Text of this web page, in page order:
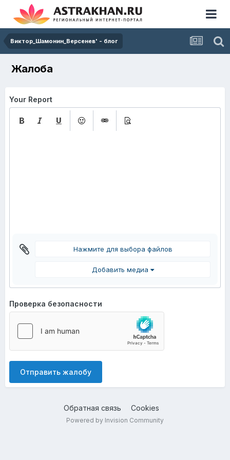
Виктор_Шамонин_Версенев' - блог
Жалоба
Your Report
Нажмите для выбора файлов
Добавить медиа
Проверка безопасности
Отправить жалобу
Обратная связь Cookies
Powered by Invision Community